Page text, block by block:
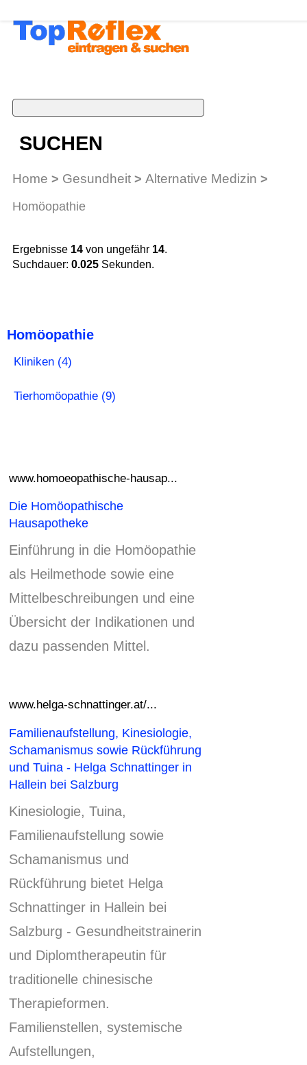
SUCHEN
Home > Gesundheit > Alternative Medizin >
Homöopathie
Ergebnisse 14 von ungefähr 14.
Suchdauer: 0.025 Sekunden.
Homöopathie
Kliniken (4)
Tierhomöopathie (9)
www.homoeopathische-hausap...
Die Homöopathische
Hausapotheke
Einführung in die Homöopathie
als Heilmethode sowie eine
Mittelbeschreibungen und eine
Übersicht der Indikationen und
dazu passenden Mittel.
www.helga-schnattinger.at/...
Familienaufstellung, Kinesiologie,
Schamanismus sowie Rückführung
und Tuina - Helga Schnattinger in
Hallein bei Salzburg
Kinesiologie, Tuina,
Familienaufstellung sowie
Schamanismus und
Rückführung bietet Helga
Schnattinger in Hallein bei
Salzburg - Gesundheitstrainerin
und Diplomtherapeutin für
traditionelle chinesische
Therapieformen.
Familienstellen, systemische
Aufstellungen,